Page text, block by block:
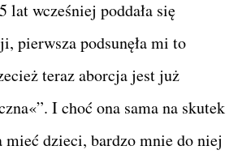
lat wcześniej poddała się
pierwsza podsunęła mi to
teraz aborcja jest już
I choć ona sama na skutek
mieć dzieci, bardzo mnie do niej